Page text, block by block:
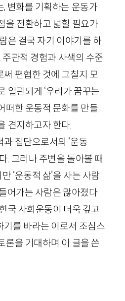
변화를 기획하는 운동가
을 전환하고 넓힐 필요가
은 결국 자기 이야기를 하
관적 경험과 사색의 수준
편협한 것에 그칠지 모
일관되게 ‘우리가 꿈꾸는
떠한 운동적 문화를 만들
견지하고자 한다.
집단으로서의 ‘운동
. 그러나 주변을 돌아볼 때
‘운동적 삶’을 사는 사람
어가는 사람은 많아졌다
국 사회운동이 더욱 깊고
기를 바라는 이로서 조심스
론을 기대하며 이 글을 쓴